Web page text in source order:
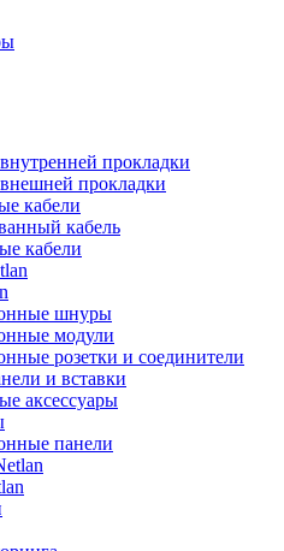
прокладки
прокладки
кабели
кабель
кабели
шнуры
модули
розетки и соединители
и вставки
аксессуары
панели